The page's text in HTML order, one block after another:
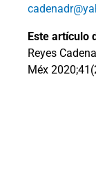
Este artículo
Reyes
Méx